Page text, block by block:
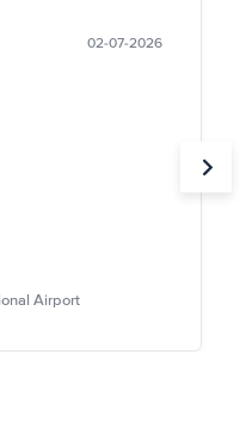
02-07-2026
Airport